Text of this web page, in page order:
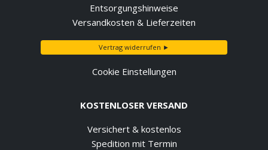
Entsorgungshinweise
Versandkosten & Lieferzeiten
Vertrag widerrufen ►
Cookie Einstellungen
KOSTENLOSER VERSAND
Versichert & kostenlos
Spedition mit Termin